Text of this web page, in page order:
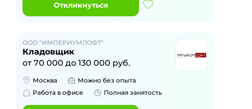
Откликнуться
ООО "ИМПЕРИУМЛОФТ"
Кладовщик
от 70 000 до 130 000 руб.
Москва
Можно без опыта
Работа в офисе
Полная занятость